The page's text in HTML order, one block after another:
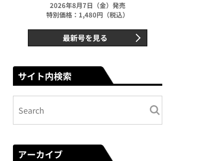
2026年8月7日（金）発売
特別価格：1,480円（税込）
最新号を見る
サイト内検索
アーカイブ